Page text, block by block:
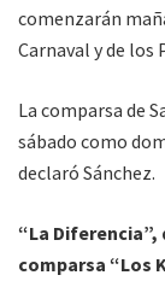
comenzarán
Carnaval y de los
La comparsa de
sábado como
declaró Sánchez.
“La Diferencia”,
comparsa “Los